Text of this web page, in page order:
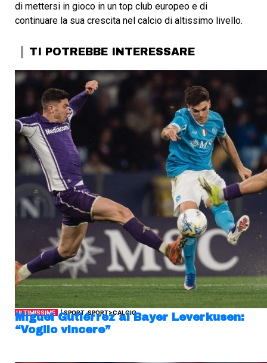
di mettersi in gioco in un top club europeo e di
continuare la sua crescita nel calcio di altissimo livello.
TI POTREBBE INTERESSARE
ULTIMISSIME | SPORT, SPORT>CALCIO
Miguel Gutiérrez al Bayer Leverkusen:
“Voglio vincere”